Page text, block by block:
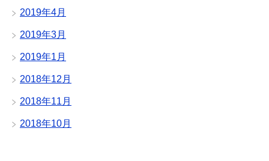
2019年4月
2019年3月
2019年1月
2018年12月
2018年11月
2018年10月